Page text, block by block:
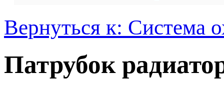
Вернуться к: Система
Патрубок